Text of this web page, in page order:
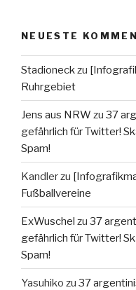
NEUESTE
Stadioneckzu
Ruhrgebiet
Jens aus NRW zu 37
gefährlich für Twitter!
Spam!
Kandlerzu
Fußballvereine
ExWuschel zu 37
gefährlich für Twitter!
Spam!
Yasuhiko zu 37